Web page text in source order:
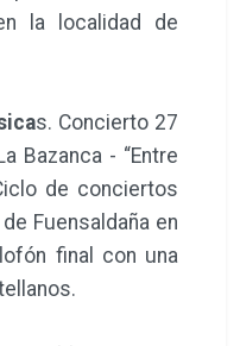
la localidad de
s. Concierto 27
Bazanca - “Entre
de conciertos
Fuensaldaña en
final con una